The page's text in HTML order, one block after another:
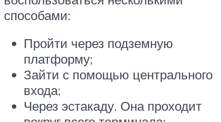
способами:
Пройти через подземную
платформу;
Зайти с помощью центрального
входа;
Через эстакаду. Она проходит